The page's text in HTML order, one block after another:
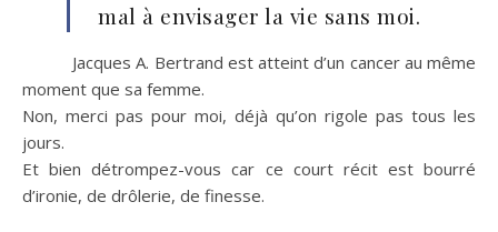
mal à envisager la vie sans moi.
Jacques A. Bertrand est atteint d’un cancer au même
moment que sa femme.
Non, merci pas pour moi, déjà qu’on rigole pas tous les
jours.
Et bien détrompez-vous car ce court récit est bourré
d’ironie, de drôlerie, de finesse.